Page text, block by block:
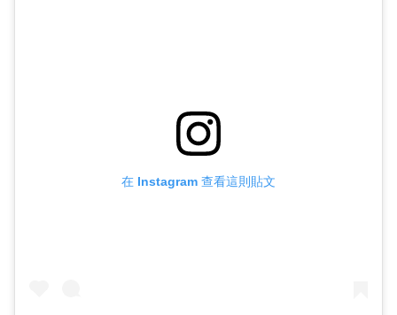
在 Instagram 查看這則貼文